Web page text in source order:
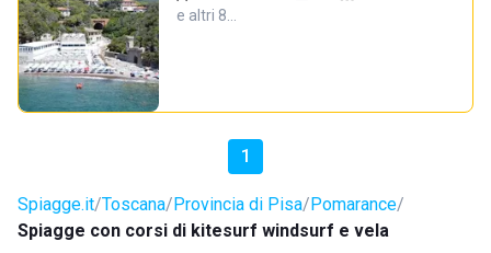
e altri 8…
1
Spiagge.it Toscana Provincia di Pisa Pomarance
Spiagge con corsi di kitesurf windsurf e vela